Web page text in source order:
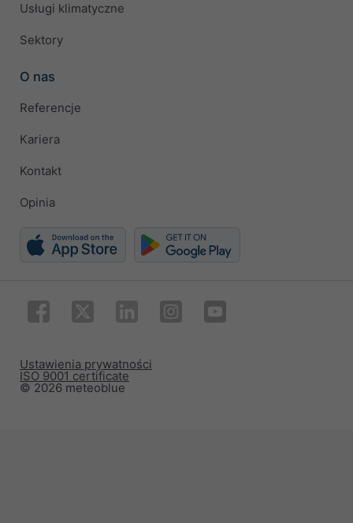
Usługi klimatyczne
Sektory
O nas
Referencje
Kariera
Kontakt
Opinia
© 2026 meteoblue
ISO 9001 certificate
Ustawienia prywatności